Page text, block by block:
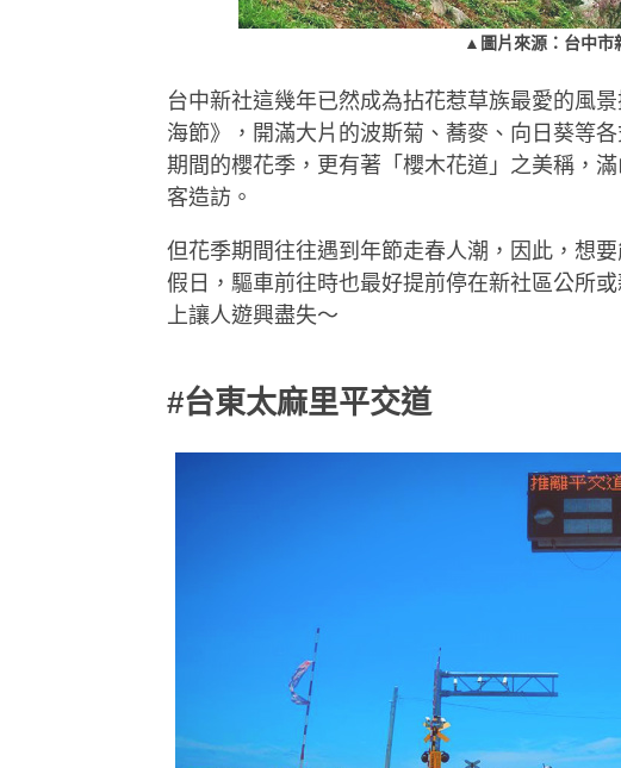
▲圖片來源：台中市
台中新社這幾年已然成為拈花惹草族最愛的風
海節》，開滿大片的波斯菊、蕎麥、向日葵等
期間的櫻花季，更有著「櫻木花道」之美稱，
客造訪。
但花季期間往往遇到年節走春人潮，因此，想
假日，驅車前往時也最好提前停在新社區公所
上讓人遊興盡失～
#台東太麻里平交道